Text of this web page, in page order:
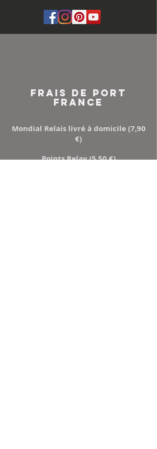
FRAIS DE PORT
FRANCE
Mondial Relais livré à domicile (7,90
€)
Points Relay (5,50 €)